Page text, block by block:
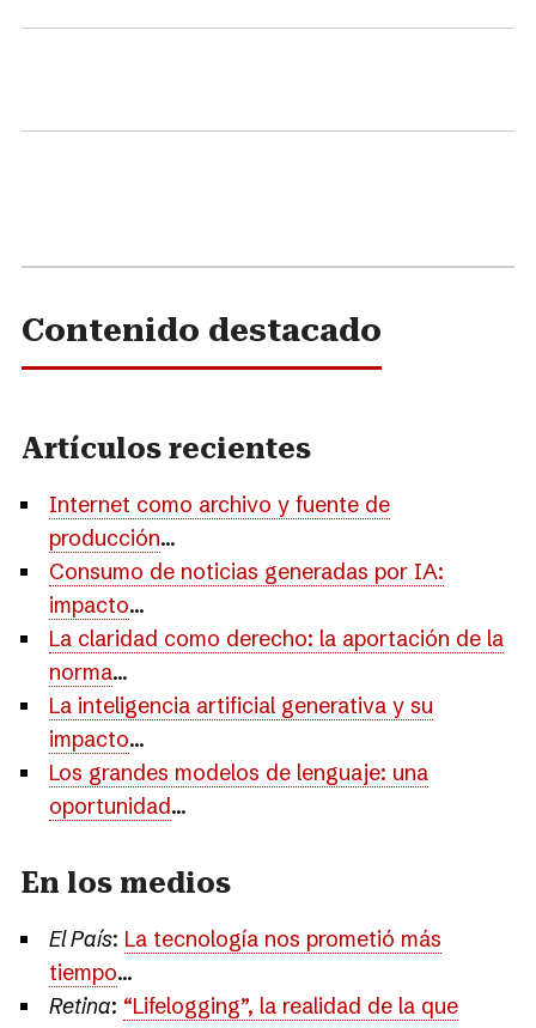
Contenido destacado
Artículos recientes
Internet como archivo y fuente de
producción...
Consumo de noticias generadas por IA:
impacto...
La claridad como derecho: la aportación de la
norma...
La inteligencia artificial generativa y su
impacto...
Los grandes modelos de lenguaje: una
oportunidad...
En los medios
El País: La tecnología nos prometió más
tiempo...
Retina: “Lifelogging”, la realidad de la que